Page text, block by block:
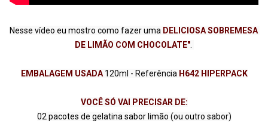
Nesse vídeo eu mostro como fazer uma DELICIOSA SOBREMESA
DE LIMÃO COM CHOCOLATE".
EMBALAGEM USADA 120ml - Referência H642 HIPERPACK
VOCÊ SÓ VAI PRECISAR DE:
02 pacotes de gelatina sabor limão (ou outro sabor)